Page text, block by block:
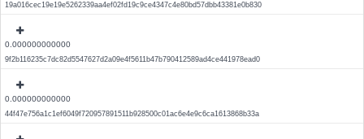
19a016cec19e19e5262339aa4ef02fd19c9ce4347c4e80bd57dbb43381e0b830
0.000000000000
9f2b116235c7dc82d5547627d2a09e4f5611b47b790412589ad4ce441978ead0
0.000000000000
44f47e756a1c1ef6049f720957891511b928500c01ac6e4e9c6ca1613868b33a